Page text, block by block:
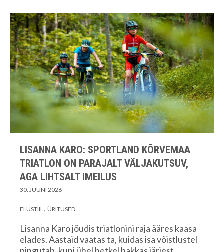
LISANNA KARO: SPORTLAND KÕRVEMAA
TRIATLON ON PARAJALT VÄLJAKUTSUV,
AGA LIHTSALT IMEILUS
30. JUUNI 2026
ELUSTIIL ÜRITUSED
Lisanna Karo jõudis triatlonini raja ääres kaasa
elades. Aastaid vaatas ta, kuidas isa võistlustel